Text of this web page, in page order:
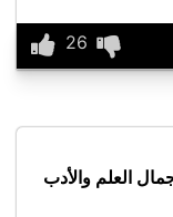
العلم والأدب